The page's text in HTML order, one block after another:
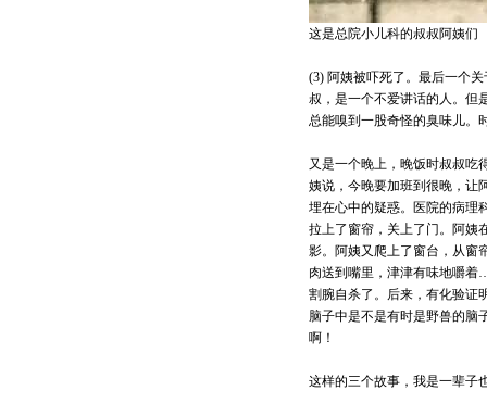
这是总院小儿科的叔叔阿姨们
(3) 阿姨被吓死了。最后一个
叔，是一个不爱讲话的人。但
总能嗅到一股奇怪的臭味儿。
又是一个晚上，晚饭时叔叔吃
姨说，今晚要加班到很晚，
埋在心中的疑惑。医院的病理
拉上了窗帘，关上了门。阿姨
影。阿姨又爬上了窗台，从窗
肉送到嘴里，津津有味地嚼
割腕自杀了。后来，有化验证
脑子中是不是有时是野兽的脑
啊！
这样的三个故事，我是一辈子